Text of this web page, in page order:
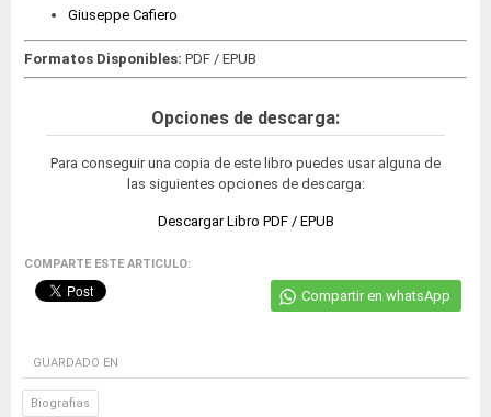
Giuseppe Cafiero
Formatos Disponibles: PDF / EPUB
Opciones de descarga:
Para conseguir una copia de este libro puedes usar alguna de
las siguientes opciones de descarga:
Descargar Libro PDF / EPUB
COMPARTE ESTE ARTICULO:
Compartir en whatsApp
GUARDADO EN
Biografias